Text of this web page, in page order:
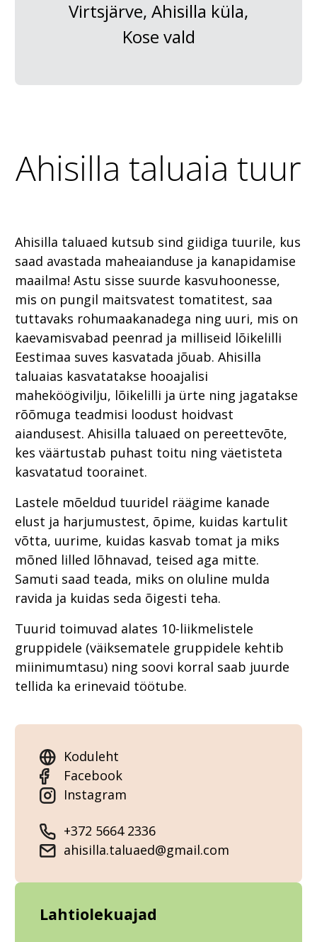
Virtsjärve, Ahisilla küla,
Kose vald
Ahisilla taluaia tuur
Ahisilla taluaed kutsub sind giidiga tuurile, kus
saad avastada maheaianduse ja kanapidamise
maailma! Astu sisse suurde kasvuhoonesse,
mis on pungil maitsvatest tomatitest, saa
tuttavaks rohumaakanadega ning uuri, mis on
kaevamisvabad peenrad ja milliseid lõikelilli
Eestimaa suves kasvatada jõuab. Ahisilla
taluaias kasvatatakse hooajalisi
maheköögivilju, lõikelilli ja ürte ning jagatakse
rõõmuga teadmisi loodust hoidvast
aiandusest. Ahisilla taluaed on pereettevõte,
kes väärtustab puhast toitu ning väetisteta
kasvatatud toorainet.
Lastele mõeldud tuuridel räägime kanade
elust ja harjumustest, õpime, kuidas kartulit
võtta, uurime, kuidas kasvab tomat ja miks
mõned lilled lõhnavad, teised aga mitte.
Samuti saad teada, miks on oluline mulda
ravida ja kuidas seda õigesti teha.
Tuurid toimuvad alates 10-liikmelistele
gruppidele (väiksematele gruppidele kehtib
miinimumtasu) ning soovi korral saab juurde
tellida ka erinevaid töötube.
Koduleht
Facebook
Instagram
+372 5664 2336
ahisilla.taluaed@gmail.com
Lahtiolekuajad